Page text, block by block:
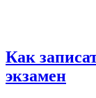
Как
экзамен